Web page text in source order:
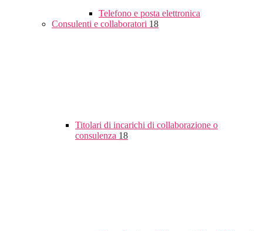
Telefono e posta elettronica
Consulenti e collaboratori 18
Titolari di incarichi di collaborazione o
consulenza 18